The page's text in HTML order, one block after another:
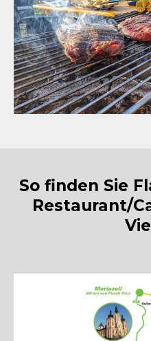
So finden Sie
Restaurant/